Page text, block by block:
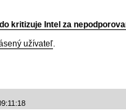
kritizuje Intel za
užívateľ.